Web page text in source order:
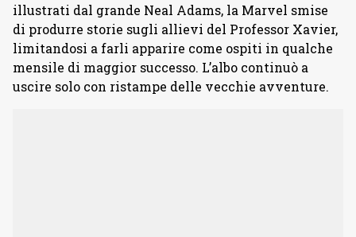
illustrati dal grande Neal Adams, la Marvel smise
di produrre storie sugli allievi del Professor Xavier,
limitandosi a farli apparire come ospiti in qualche
mensile di maggior successo. L’albo continuò a
uscire solo con ristampe delle vecchie avventure.